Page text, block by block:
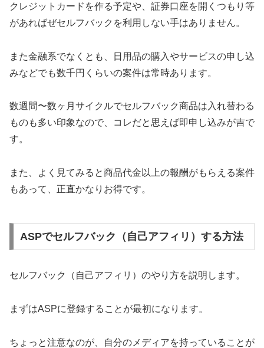
クレジットカードを作る予定や、証券口座を開くつもり等
があればぜセルフバックを利用しない手はありません。
また金融系でなくとも、日用品の購入やサービスの申し込
みなどでも数千円くらいの案件は常時あります。
数週間〜数ヶ月サイクルでセルフバック商品は入れ替わる
ものも多い印象なので、コレだと思えば即申し込みが吉で
す。
また、よく見てみると商品代金以上の報酬がもらえる案件
もあって、正直かなりお得です。
ASPでセルフバック（自己アフィリ）する方法
セルフバック（自己アフィリ）のやり方を説明します。
まずはASPに登録することが最初になります。
ちょっと注意なのが、自分のメディアを持っていることが